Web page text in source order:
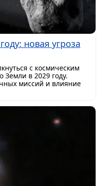
новая угроза
с космическим
в 2029 году.
миссий и влияние